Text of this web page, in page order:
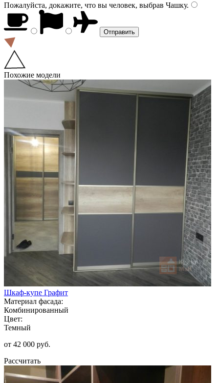
Пожалуйста, докажите, что вы человек, выбрав Чашку.
Похожие модели
Шкаф-купе Графит
Материал фасада:
Комбинированный
Цвет:
Темный
от 42 000 руб.
Рассчитать